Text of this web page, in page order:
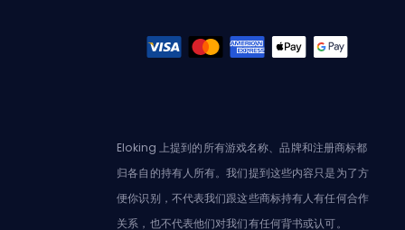
Eloking 上提到的所有游戏名称、品牌和注册商标都
归各自的持有人所有。我们提到这些内容只是为了方
便你识别，不代表我们跟这些商标持有人有任何合作
关系，也不代表他们对我们有任何背书或认可。